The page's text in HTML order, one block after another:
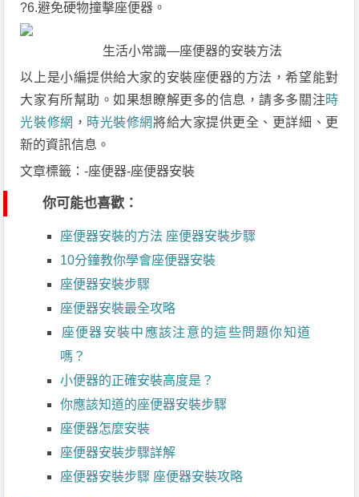
?6.避免硬物撞擊座便器。
生活小常識—座便器的安裝方法
以上是小編提供給大家的安裝座便器的方法，希望能對
大家有所幫助。如果想瞭解更多的信息，請多多關注時
光裝修網 ， 時光裝修網將給大家提供更全、更詳細、更
新的資訊信息。
文章標籤：-座便器-座便器安裝
你可能也喜歡：
座便器安裝的方法 座便器安裝步驟
10分鐘教你學會座便器安裝
座便器安裝步驟
座便器安裝最全攻略
座便器安裝中應該注意的這些問題你知道
嗎？
小便器的正確安裝高度是？
你應該知道的座便器安裝步驟
座便器怎麼安裝
座便器安裝步驟詳解
座便器安裝步驟 座便器安裝攻略